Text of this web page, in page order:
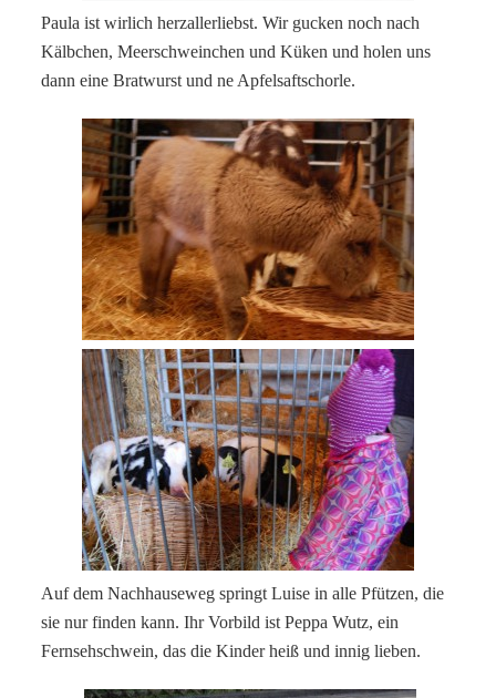
Paula ist wirlich herzallerliebst. Wir gucken noch nach
Kälbchen, Meerschweinchen und Küken und holen uns
dann eine Bratwurst und ne Apfelsaftschorle.
Auf dem Nachhauseweg springt Luise in alle Pfützen, die
sie nur finden kann. Ihr Vorbild ist Peppa Wutz, ein
Fernsehschwein, das die Kinder heiß und innig lieben.